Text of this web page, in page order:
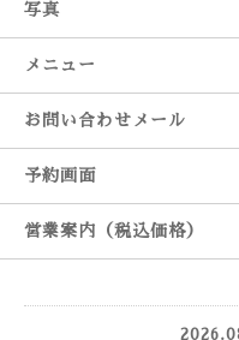
写真
メニュー
お問い合わせメール
予約画面
営業案内（税込価格）